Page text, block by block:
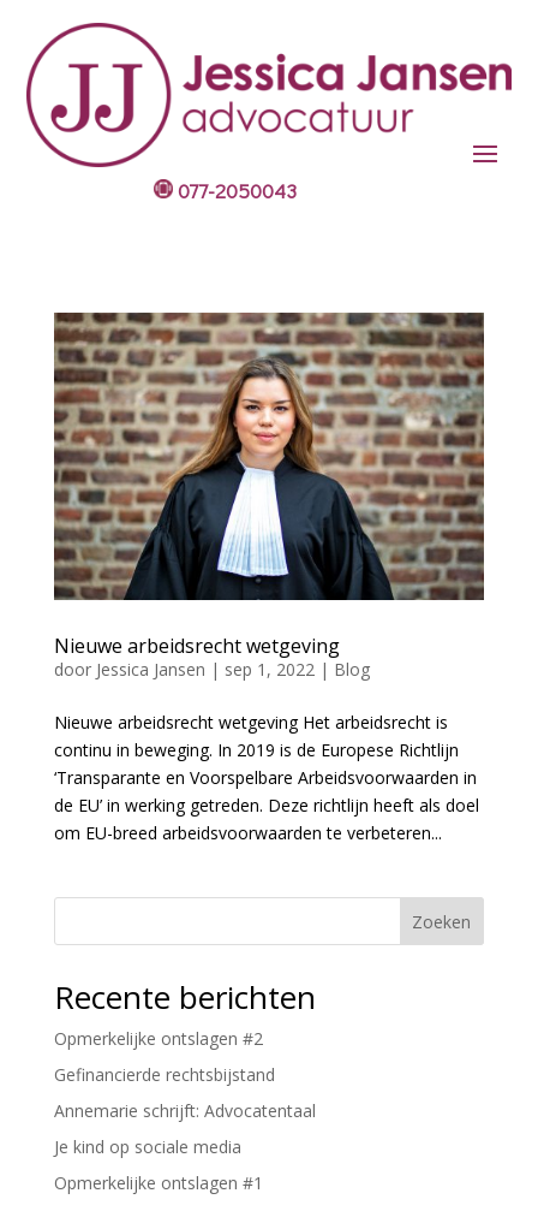
077-2050043
Nieuwe arbeidsrecht wetgeving
door Jessica Jansen | sep 1, 2022| Blog
Nieuwe arbeidsrecht wetgeving Het arbeidsrecht is
continu in beweging. In 2019 is de Europese Richtlijn
‘Transparante en Voorspelbare Arbeidsvoorwaarden in
de EU’ in werking getreden. Deze richtlijn heeft als doel
om EU-breed arbeidsvoorwaarden te verbeteren...
Zoeken
Recente berichten
Opmerkelijke ontslagen #2
Gefinancierde rechtsbijstand
Annemarie schrijft: Advocatentaal
Je kind op sociale media
Opmerkelijke ontslagen #1